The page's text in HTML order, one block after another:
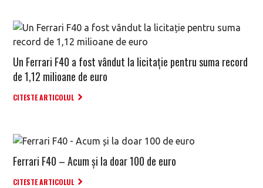
Un Ferrari F40 a fost vândut la licitație pentru suma record
de 1,12 milioane de euro
CITESTE ARTICOLUL
Ferrari F40 – Acum și la doar 100 de euro
CITESTE ARTICOLUL